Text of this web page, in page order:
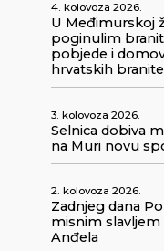
4. kolovoza 2026.
U Međimurskoj
poginulim
pobjede i
hrvatskih
3. kolovoza 2026.
Selnica dobiva
na Muri novu
2. kolovoza 2026.
Zadnjeg dana
misnim
Anđela